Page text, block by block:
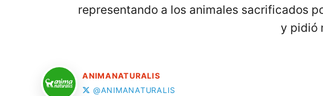
representando a los animales sacrificados
y pidió
ANIMANATURALIS
@ANIMANATURALIS